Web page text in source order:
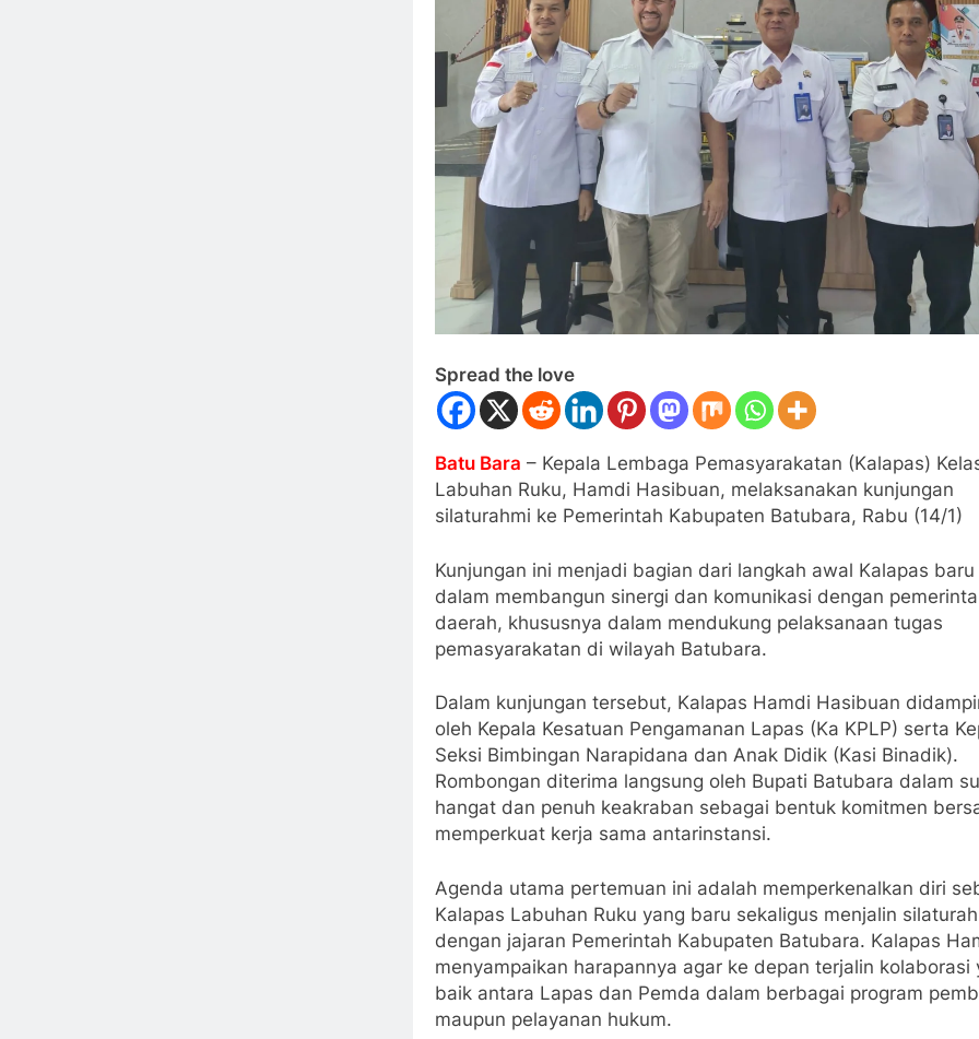
Spread the love
Batu Bara – Kepala Lembaga Pemasyarakatan (Kalapas)
Labuhan Ruku, Hamdi Hasibuan, melaksanakan kunjungan
silaturahmi ke Pemerintah Kabupaten Batubara, Rabu (14/1)
Kunjungan ini menjadi bagian dari langkah awal Kalapas baru
dalam membangun sinergi dan komunikasi dengan
daerah, khususnya dalam mendukung pelaksanaan tugas
pemasyarakatan di wilayah Batubara.
Dalam kunjungan tersebut, Kalapas Hamdi Hasibuan
oleh Kepala Kesatuan Pengamanan Lapas (Ka KPLP) serta
Seksi Bimbingan Narapidana dan Anak Didik (Kasi Binadik).
Rombongan diterima langsung oleh Bupati Batubara dalam
hangat dan penuh keakraban sebagai bentuk komitmen
memperkuat kerja sama antarinstansi.
Agenda utama pertemuan ini adalah memperkenalkan diri
Kalapas Labuhan Ruku yang baru sekaligus menjalin
dengan jajaran Pemerintah Kabupaten Batubara. Kalapas
menyampaikan harapannya agar ke depan terjalin kolaborasi
baik antara Lapas dan Pemda dalam berbagai program
maupun pelayanan hukum.